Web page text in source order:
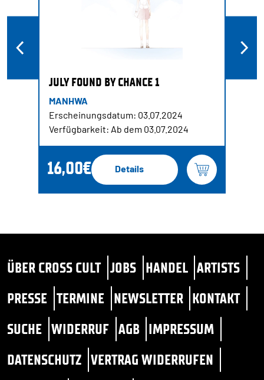
JULY FOUND BY CHANCE 1
MANHWA
Erscheinungsdatum: 03.07.2024
Verfügbarkeit: Ab dem 03.07.2024
16,00€ Details
ÜBER CROSS CULT JOBS HANDEL ARTISTS
PRESSE TERMINE NEWSLETTER KONTAKT
SUCHE WIDERRUF AGB IMPRESSUM
DATENSCHUTZ VERTRAG WIDERRUFEN